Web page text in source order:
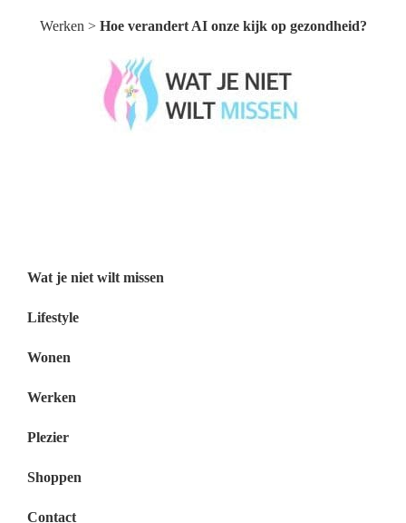
Werken > Hoe verandert AI onze kijk op gezondheid?
Wat je niet wilt missen
Lifestyle
Wonen
Werken
Plezier
Shoppen
Contact